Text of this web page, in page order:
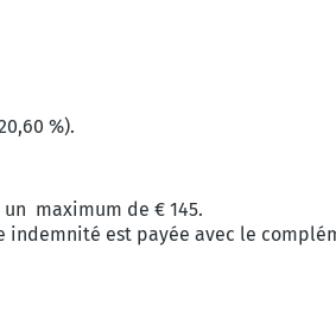
%).
maximum de € 145.
est payée avec le